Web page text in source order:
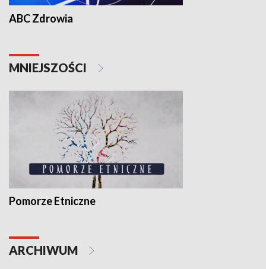
ABC Zdrowia
MNIEJSZOŚCI
Pomorze Etniczne
ARCHIWUM